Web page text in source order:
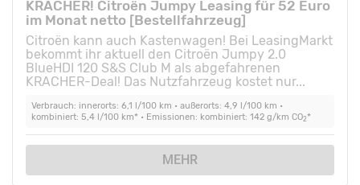
KRACHER! Citroën Jumpy Leasing für 52 Euro
im Monat netto [Bestellfahrzeug]
Citroën kann auch Kastenwagen! Bei LeasingMarkt
bekommt ihr aktuell den Citroën Jumpy 2.0
BlueHDI 120 S&S Club M als abgefahrenen
KRACHER-Deal! Das Nutzfahrzeug kostet nur...
Verbrauch: innerorts: 6,1 l/100 km • außerorts: 4,9 l/100 km •
kombiniert: 5,4 l/100 km* • Emissionen: kombiniert: 142 g/km CO2*
MEHR